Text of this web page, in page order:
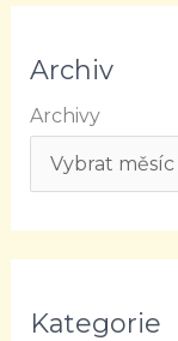
Archiv
Archivy
Kategorie